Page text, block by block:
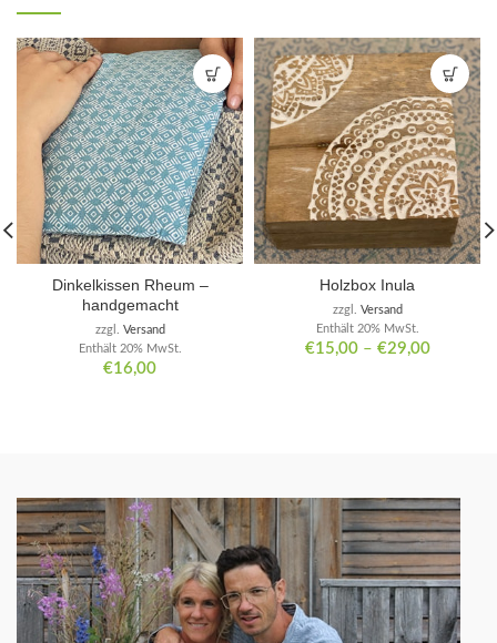
Dinkelkissen Rheum –
handgemacht
€16,00
Enthält 20% MwSt.
zzgl. Versand
Holzbox Inula
€15,00– €29,00
Enthält 20% MwSt.
zzgl. Versand